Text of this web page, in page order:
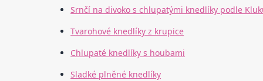
Srnčí na divoko s chlupatými knedlíky podle
Tvarohové knedlíky z krupice
Chlupaté knedlíky s houbami
Sladké plněné knedlíky